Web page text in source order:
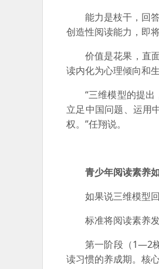
能力是枝干，回
创造性阅读能力，即
价值是花果，直
读内化为心理倾向和
“三维模型的提
立足中国问题、运用
权。”任翔说。
青少年阅读素养
如果说三维模型
标准将阅读素养
第一阶段（1—2
读习惯的养成期。核